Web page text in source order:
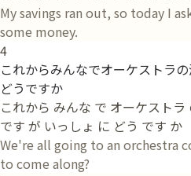
My savings ran out, so today I
some money.
4
これからみんなでオーケストラ
どうですか
これから みんな で オーケスト
です が いっしょ に どう です か
We're all going to an orchestra
to come along?